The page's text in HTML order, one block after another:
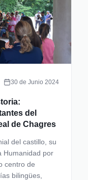
30 de Junio 2024
del
de Chagres
del castillo, su
Humanidad por
centro de
bilingües,